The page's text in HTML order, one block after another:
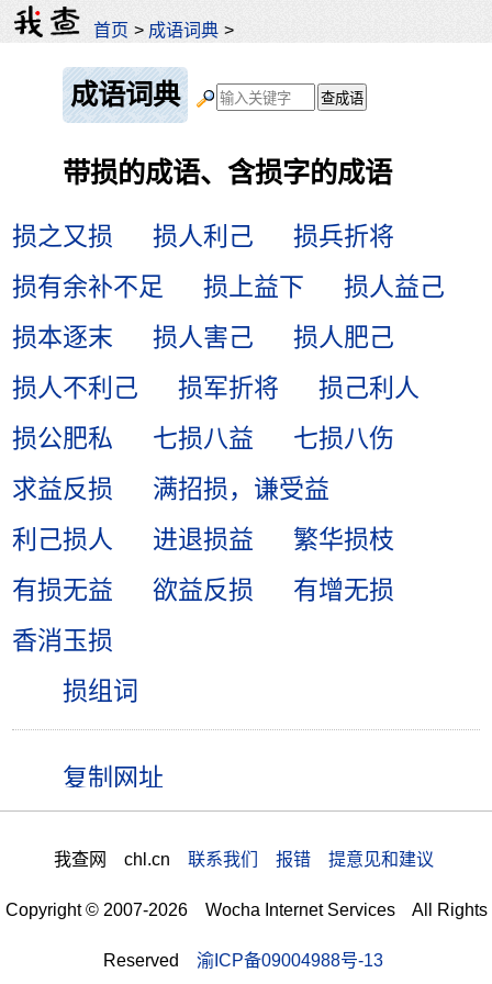
首页 > 成语词典 >
成语词典
带损的成语、含损字的成语
损之又损 损人利己
损兵折将
损有余补不足
损上益下
损人益己
损本逐末
损人害己
损人肥己
损人不利己
损军折将
损己利人
损公肥私
七损八益
七损八伤
求益反损
满招损，谦受益
利己损人
进退损益
繁华损枝
有损无益
欲益反损
有增无损
香消玉损
损组词
我查网 chl.cn 联系我们 报错 提意见和建议
Copyright © 2007-2026 Wocha Internet Services All Rights
Reserved 渝ICP备09004988号-13